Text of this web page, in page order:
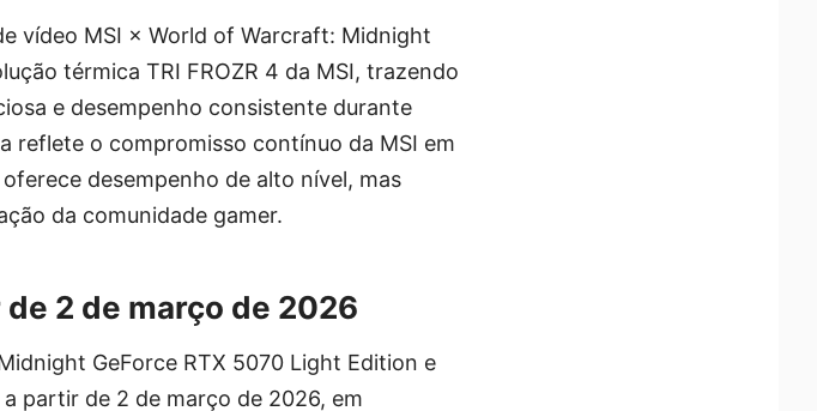
vídeo MSI × World of Warcraft: Midnight
térmica TRI FROZR 4 da MSI, trazendo
e desempenho consistente durante
reflete o compromisso contínuo da MSI em
desempenho de alto nível, mas
da comunidade gamer.
2 de março de 2026
GeForce RTX 5070 Light Edition e
partir de 2 de março de 2026, em